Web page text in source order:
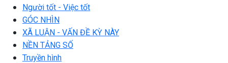
Người tốt - Việc tốt
GÓC NHÌN
XÃ LUẬN - VẤN ĐỀ KỲ NÀY
NỀN TẢNG SỐ
Truyền hình